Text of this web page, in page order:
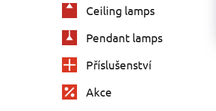
Ceiling lamps
Pendant lamps
Příslušenství
Akce